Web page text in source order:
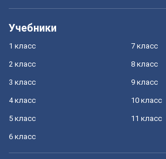
Учебники
1 класс
2 класс
3 класс
4 класс
5 класс
6 класс
7 класс
8 класс
9 класс
10 класс
11 класс